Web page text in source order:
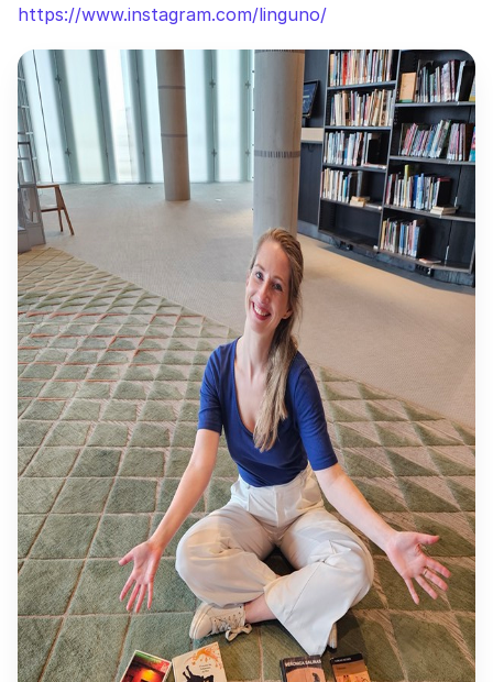
https://www.instagram.com/linguno/